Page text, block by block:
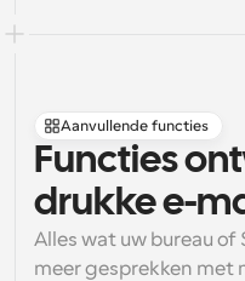
Aanvullende functies
Functies
drukke e-
Alles wat uw bureau
meer gesprekken met